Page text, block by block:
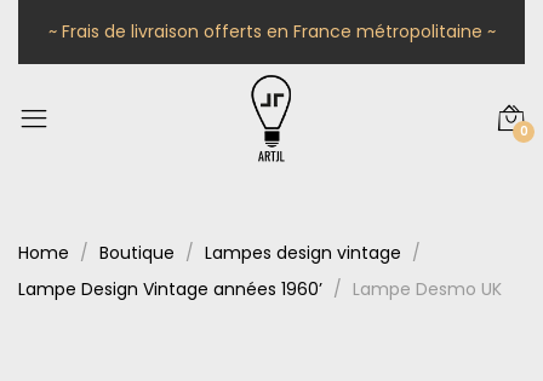
~ Frais de livraison offerts en France métropolitaine ~
0
Home Boutique
Lampes design vintage
Lampe Design Vintage années 1960’
Lampe Desmo UK